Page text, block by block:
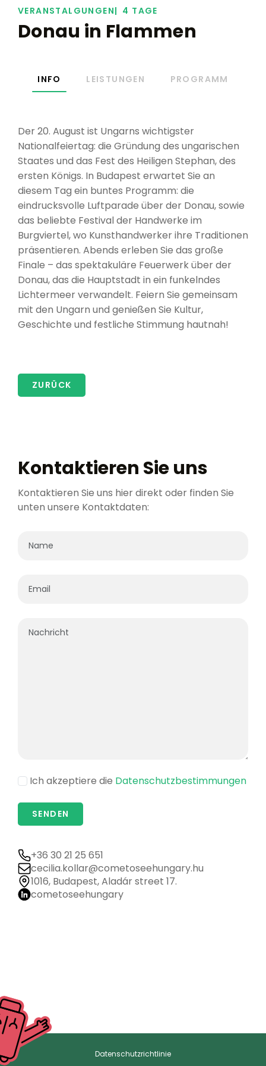
VERANSTALGUNGEN 4 TAGE
Donau in Flammen
INFO LEISTUNGEN PROGRAMM
Der 20. August ist Ungarns wichtigster
Nationalfeiertag: die Gründung des ungarischen
Staates und das Fest des Heiligen Stephan, des
ersten Königs. In Budapest erwartet Sie an
diesem Tag ein buntes Programm: die
eindrucksvolle Luftparade über der Donau, sowie
das beliebte Festival der Handwerke im
Burgviertel, wo Kunsthandwerker ihre Traditionen
präsentieren. Abends erleben Sie das große
Finale – das spektakuläre Feuerwerk über der
Donau, das die Hauptstadt in ein funkelndes
Lichtermeer verwandelt. Feiern Sie gemeinsam
mit den Ungarn und genießen Sie Kultur,
Geschichte und festliche Stimmung hautnah!
ZURÜCK
Kontaktieren Sie uns
Kontaktieren Sie uns hier direkt oder finden Sie
unten unsere Kontaktdaten:
Ich akzeptiere die Datenschutzbestimmungen
+36 30 21 25 651
cecilia.kollar@cometoseehungary.hu
1016, Budapest, Aladár street 17.
cometoseehungary
Datenschutzrichtlinie